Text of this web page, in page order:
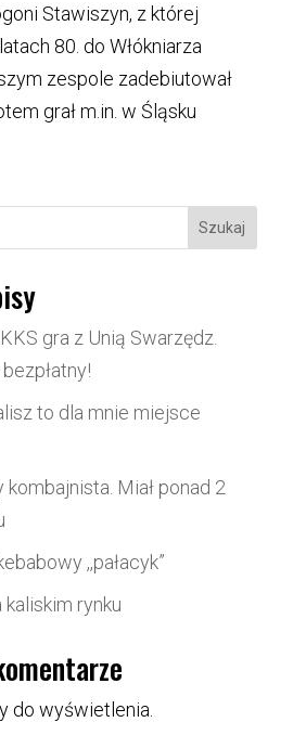
Stawiszyn, z której
80. do Włókniarza
zespole zadebiutował
grał m.in. w Śląsku
Szukaj
gra z Unią Swarzędz.
to dla mnie miejsce
kombajnista. Miał ponad 2
,,pałacyk”
kaliskim rynku
do wyświetlenia.